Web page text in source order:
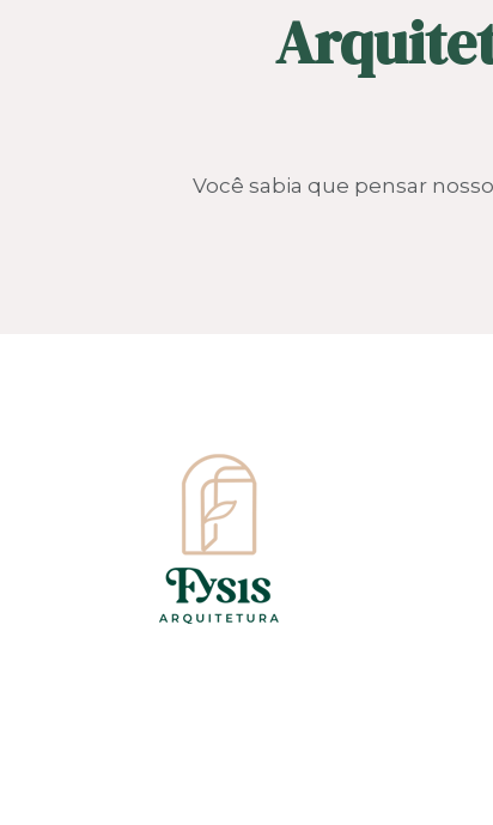
Você sabia que pensar